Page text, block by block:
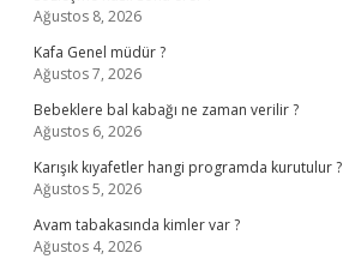
Ağustos 8, 2026
Kafa Genel müdür ?
Ağustos 7, 2026
Bebeklere bal kabağı ne zaman verilir ?
Ağustos 6, 2026
Karışık kıyafetler hangi programda kurutulur ?
Ağustos 5, 2026
Avam tabakasında kimler var ?
Ağustos 4, 2026